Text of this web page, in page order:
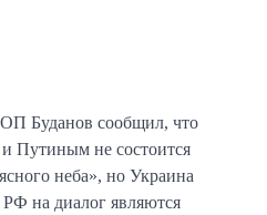
Буданов сообщил, что
Путиным не состоится
неба», но Украина
на диалог являются